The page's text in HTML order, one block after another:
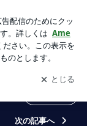
、時々猫
け取りまし
開く
次の記事へ